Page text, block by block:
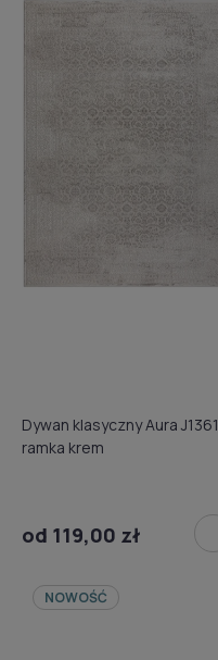
Dywan klasyczny Aura J1361
ramka krem
od 119,00 zł
NOWOŚĆ